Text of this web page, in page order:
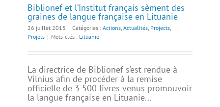
Biblionef et l’Institut français sèment des
graines de langue française en Lituanie
26 juillet 2015 | Catégories : Actions Actualités Projects
Projets | Mots-clés : Lituanie
La directrice de Biblionef s’est rendue à
Vilnius afin de procéder à la remise
officielle de 3 500 livres venus promouvoir
la langue française en Lituanie...